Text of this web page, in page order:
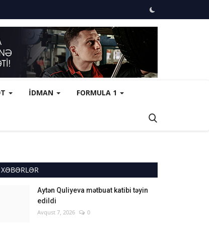
İDMAN FORMULA 1
XƏBƏRLƏR
Aytən Quliyeva mətbuat katibi təyin
edildi
Avqust 7, 2026 0